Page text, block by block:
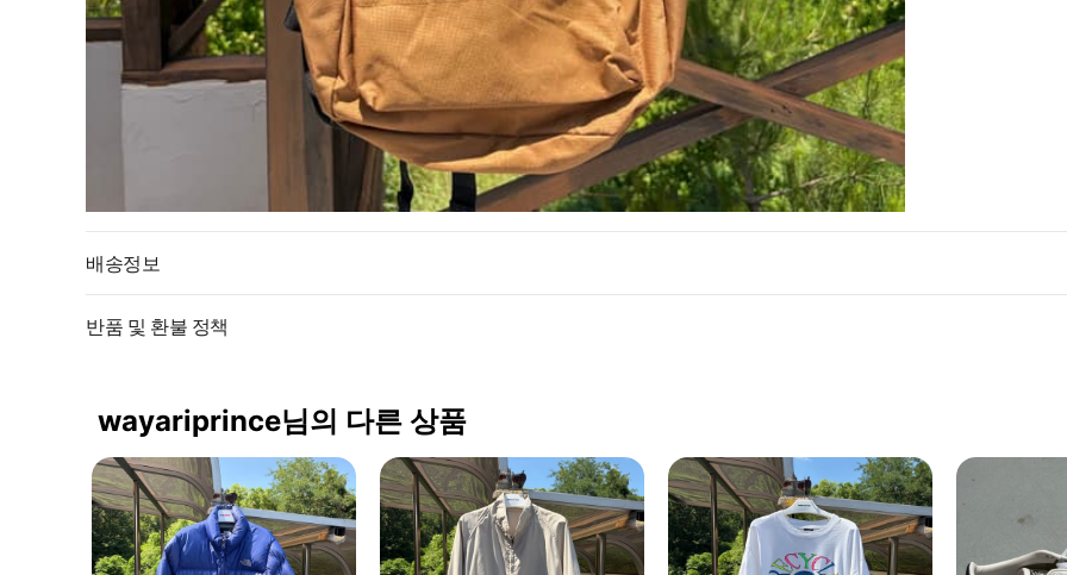
배송정보
반품 및 환불 정책
wayariprince님의 다른 상품